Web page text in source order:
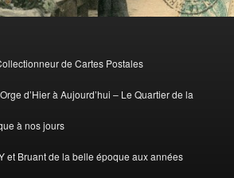
de Cartes Postales
d’Hier à Aujourd’hui – Le Quartier de la
à nos jours
et Bruant de la belle époque aux années